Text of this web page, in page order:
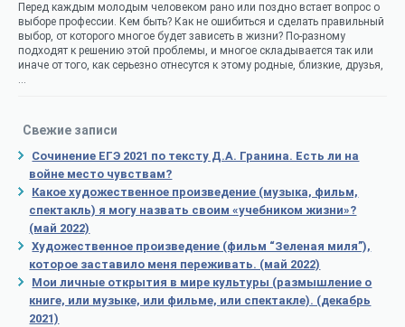
Перед каждым молодым человеком рано или поздно встает вопрос о
выборе профессии. Кем быть? Как не ошибиться и сделать правильный
выбор, от которого многое будет зависеть в жизни? По-разному
подходят к решению этой проблемы, и многое складывается так или
иначе от того, как серьезно отнесутся к этому родные, близкие, друзья,
…
Свежие записи
Сочинение ЕГЭ 2021 по тексту Д.А. Гранина. Есть ли на
войне место чувствам?
Какое художественное произведение (музыка, фильм,
спектакль) я могу назвать своим «учебником жизни»?
(май 2022)
Художественное произведение (фильм “Зеленая миля”),
которое заставило меня переживать. (май 2022)
Мои личные открытия в мире культуры (размышление о
книге, или музыке, или фильме, или спектакле). (декабрь
2021)